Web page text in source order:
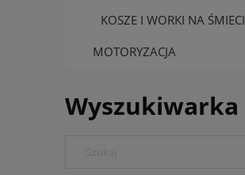
KOSZE I WORKI NA ŚMIECI
MOTORYZACJA
Wyszukiwarka